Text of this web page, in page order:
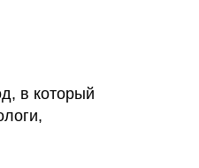
в который